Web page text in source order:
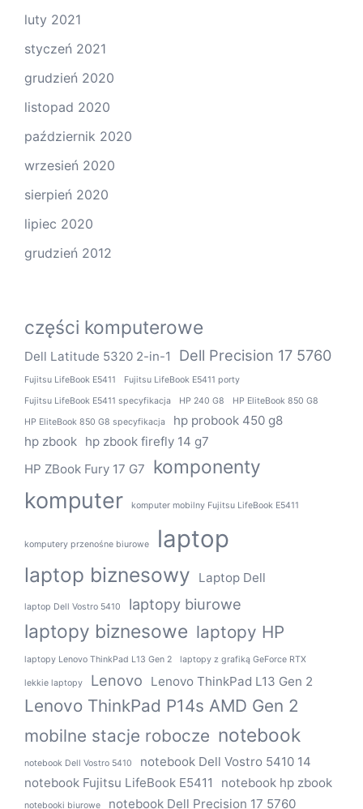
luty 2021
styczeń 2021
grudzień 2020
listopad 2020
październik 2020
wrzesień 2020
sierpień 2020
lipiec 2020
grudzień 2012
części komputerowe
Dell Latitude 5320 2-in-1 Dell Precision 17 5760
Fujitsu LifeBook E5411
Fujitsu LifeBook E5411 porty
Fujitsu LifeBook E5411 specyfikacja
HP 240 G8
HP EliteBook 850 G8
HP EliteBook 850 G8 specyfikacja
hp probook 450 g8
hp zbook hp zbook firefly 14 g7
HP ZBook Fury 17 G7
komponenty
komputer komputer mobilny Fujitsu LifeBook E5411
komputery przenośne biurowe laptop
laptop biznesowy Laptop Dell
laptop Dell Vostro 5410 laptopy biurowe
laptopy biznesowe laptopy HP
laptopy Lenovo ThinkPad L13 Gen 2 laptopy z grafiką GeForce RTX
lekkie laptopy Lenovo Lenovo ThinkPad L13 Gen 2
Lenovo ThinkPad P14s AMD Gen 2
mobilne stacje robocze notebook
notebook Dell Vostro 5410
notebook Dell Vostro 5410 14
notebook Fujitsu LifeBook E5411
notebook hp zbook
notebooki biurowe notebook Dell Precision 17 5760